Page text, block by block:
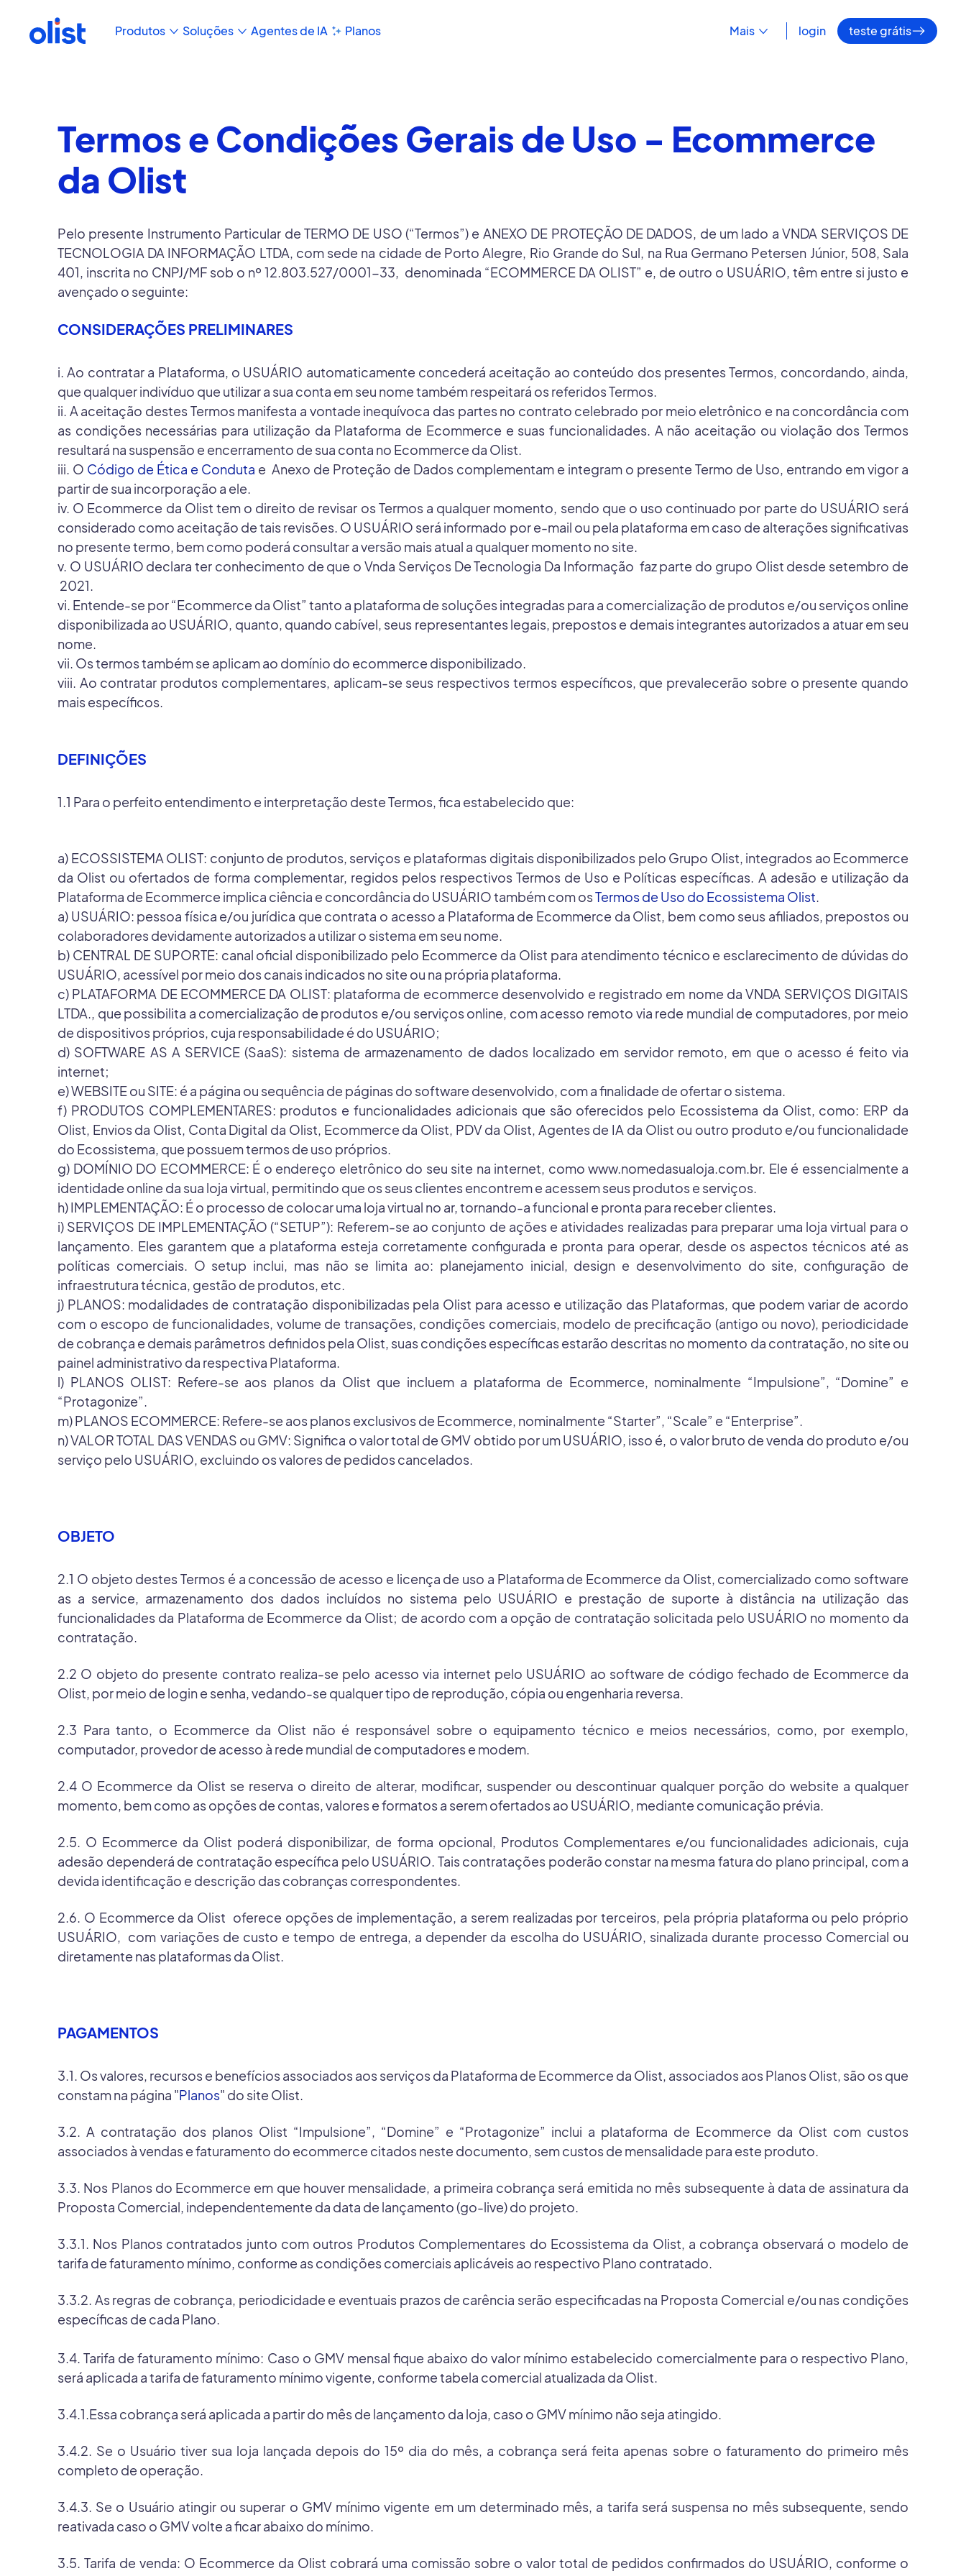
Produtos Soluções Agentes de IA Planos Mais login teste grátis
Termos e Condições Gerais de Uso - Ecommerce
da Olist
Pelo presente Instrumento Particular de TERMO DE USO (“Termos”) e ANEXO DE PROTEÇÃO DE DADOS, de um lado a VNDA SERVIÇOS DE
TECNOLOGIA DA INFORMAÇÃO LTDA, com sede na cidade de Porto Alegre, Rio Grande do Sul, na Rua Germano Petersen Júnior, 508, Sala
401, inscrita no CNPJ/MF sob o nº 12.803.527/0001-33, denominada “ECOMMERCE DA OLIST” e, de outro o USUÁRIO, têm entre si justo e
avençado o seguinte:
CONSIDERAÇÕES PRELIMINARES
i. Ao contratar a Plataforma, o USUÁRIO automaticamente concederá aceitação ao conteúdo dos presentes Termos, concordando, ainda,
que qualquer indivíduo que utilizar a sua conta em seu nome também respeitará os referidos Termos.
ii. A aceitação destes Termos manifesta a vontade inequívoca das partes no contrato celebrado por meio eletrônico e na concordância com
as condições necessárias para utilização da Plataforma de Ecommerce e suas funcionalidades. A não aceitação ou violação dos Termos
resultará na suspensão e encerramento de sua conta no Ecommerce da Olist.
iii. O Código de Ética e Conduta e Anexo de Proteção de Dados complementam e integram o presente Termo de Uso, entrando em vigor a
partir de sua incorporação a ele.
iv. O Ecommerce da Olist tem o direito de revisar os Termos a qualquer momento, sendo que o uso continuado por parte do USUÁRIO será
considerado como aceitação de tais revisões. O USUÁRIO será informado por e-mail ou pela plataforma em caso de alterações significativas
no presente termo, bem como poderá consultar a versão mais atual a qualquer momento no site.
v. O USUÁRIO declara ter conhecimento de que o Vnda Serviços De Tecnologia Da Informação faz parte do grupo Olist desde setembro de
2021.
vi. Entende-se por “Ecommerce da Olist” tanto a plataforma de soluções integradas para a comercialização de produtos e/ou serviços online
disponibilizada ao USUÁRIO, quanto, quando cabível, seus representantes legais, prepostos e demais integrantes autorizados a atuar em seu
nome.
vii. Os termos também se aplicam ao domínio do ecommerce disponibilizado.
viii. Ao contratar produtos complementares, aplicam-se seus respectivos termos específicos, que prevalecerão sobre o presente quando
mais específicos.
DEFINIÇÕES
1.1 Para o perfeito entendimento e interpretação deste Termos, fica estabelecido que:
a) ECOSSISTEMA OLIST: conjunto de produtos, serviços e plataformas digitais disponibilizados pelo Grupo Olist, integrados ao Ecommerce
da Olist ou ofertados de forma complementar, regidos pelos respectivos Termos de Uso e Políticas específicas. A adesão e utilização da
Plataforma de Ecommerce implica ciência e concordância do USUÁRIO também com osTermos de Uso do Ecossistema Olist.
a) USUÁRIO: pessoa física e/ou jurídica que contrata o acesso a Plataforma de Ecommerce da Olist, bem como seus afiliados, prepostos ou
colaboradores devidamente autorizados a utilizar o sistema em seu nome.
b) CENTRAL DE SUPORTE: canal oficial disponibilizado pelo Ecommerce da Olist para atendimento técnico e esclarecimento de dúvidas do
USUÁRIO, acessível por meio dos canais indicados no site ou na própria plataforma.
c) PLATAFORMA DE ECOMMERCE DA OLIST: plataforma de ecommerce desenvolvido e registrado em nome da VNDA SERVIÇOS DIGITAIS
LTDA., que possibilita a comercialização de produtos e/ou serviços online, com acesso remoto via rede mundial de computadores, por meio
de dispositivos próprios, cuja responsabilidade é do USUÁRIO;
d) SOFTWARE AS A SERVICE (SaaS): sistema de armazenamento de dados localizado em servidor remoto, em que o acesso é feito via
internet;
e) WEBSITE ou SITE: é a página ou sequência de páginas do software desenvolvido, com a finalidade de ofertar o sistema.
f) PRODUTOS COMPLEMENTARES: produtos e funcionalidades adicionais que são oferecidos pelo Ecossistema da Olist, como: ERP da
Olist, Envios da Olist, Conta Digital da Olist, Ecommerce da Olist, PDV da Olist, Agentes de IA da Olist ou outro produto e/ou funcionalidade
do Ecossistema, que possuem termos de uso próprios.
g) DOMÍNIO DO ECOMMERCE: É o endereço eletrônico do seu site na internet, como www.nomedasualoja.com.br. Ele é essencialmente a
identidade online da sua loja virtual, permitindo que os seus clientes encontrem e acessem seus produtos e serviços.
h) IMPLEMENTAÇÃO: É o processo de colocar uma loja virtual no ar, tornando-a funcional e pronta para receber clientes.
i) SERVIÇOS DE IMPLEMENTAÇÃO (“SETUP”): Referem-se ao conjunto de ações e atividades realizadas para preparar uma loja virtual para o
lançamento. Eles garantem que a plataforma esteja corretamente configurada e pronta para operar, desde os aspectos técnicos até as
políticas comerciais. O setup inclui, mas não se limita ao: planejamento inicial, design e desenvolvimento do site, configuração de
infraestrutura técnica, gestão de produtos, etc.
j) PLANOS: modalidades de contratação disponibilizadas pela Olist para acesso e utilização das Plataformas, que podem variar de acordo
com o escopo de funcionalidades, volume de transações, condições comerciais, modelo de precificação (antigo ou novo), periodicidade
de cobrança e demais parâmetros definidos pela Olist, suas condições específicas estarão descritas no momento da contratação, no site ou
painel administrativo da respectiva Plataforma.
l) PLANOS OLIST: Refere-se aos planos da Olist que incluem a plataforma de Ecommerce, nominalmente “Impulsione”, “Domine” e
“Protagonize”.
m) PLANOS ECOMMERCE: Refere-se aos planos exclusivos de Ecommerce, nominalmente “Starter”, “Scale” e “Enterprise”.
n) VALOR TOTAL DAS VENDAS ou GMV: Significa o valor total de GMV obtido por um USUÁRIO, isso é, o valor bruto de venda do produto e/ou
serviço pelo USUÁRIO, excluindo os valores de pedidos cancelados.
OBJETO
2.1 O objeto destes Termos é a concessão de acesso e licença de uso a Plataforma de Ecommerce da Olist, comercializado como software
as a service, armazenamento dos dados incluídos no sistema pelo USUÁRIO e prestação de suporte à distância na utilização das
funcionalidades da Plataforma de Ecommerce da Olist; de acordo com a opção de contratação solicitada pelo USUÁRIO no momento da
contratação.
2.2 O objeto do presente contrato realiza-se pelo acesso via internet pelo USUÁRIO ao software de código fechado de Ecommerce da
Olist, por meio de login e senha, vedando-se qualquer tipo de reprodução, cópia ou engenharia reversa.
2.3 Para tanto, o Ecommerce da Olist não é responsável sobre o equipamento técnico e meios necessários, como, por exemplo,
computador, provedor de acesso à rede mundial de computadores e modem.
2.4 O Ecommerce da Olist se reserva o direito de alterar, modificar, suspender ou descontinuar qualquer porção do website a qualquer
momento, bem como as opções de contas, valores e formatos a serem ofertados ao USUÁRIO, mediante comunicação prévia.
2.5. O Ecommerce da Olist poderá disponibilizar, de forma opcional, Produtos Complementares e/ou funcionalidades adicionais, cuja
adesão dependerá de contratação específica pelo USUÁRIO. Tais contratações poderão constar na mesma fatura do plano principal, com a
devida identificação e descrição das cobranças correspondentes.
2.6. O Ecommerce da Olist oferece opções de implementação, a serem realizadas por terceiros, pela própria plataforma ou pelo próprio
USUÁRIO, com variações de custo e tempo de entrega, a depender da escolha do USUÁRIO, sinalizada durante processo Comercial ou
diretamente nas plataformas da Olist.
PAGAMENTOS
3.1. Os valores, recursos e benefícios associados aos serviços da Plataforma de Ecommerce da Olist, associados aos Planos Olist, são os que
constam na página "Planos" do site Olist.
3.2. A contratação dos planos Olist “Impulsione”, “Domine” e “Protagonize” inclui a plataforma de Ecommerce da Olist com custos
associados à vendas e faturamento do ecommerce citados neste documento, sem custos de mensalidade para este produto.
3.3. Nos Planos do Ecommerce em que houver mensalidade, a primeira cobrança será emitida no mês subsequente à data de assinatura da
Proposta Comercial, independentemente da data de lançamento (go-live) do projeto.
3.3.1. Nos Planos contratados junto com outros Produtos Complementares do Ecossistema da Olist, a cobrança observará o modelo de
tarifa de faturamento mínimo, conforme as condições comerciais aplicáveis ao respectivo Plano contratado.
3.3.2. As regras de cobrança, periodicidade e eventuais prazos de carência serão especificadas na Proposta Comercial e/ou nas condições
específicas de cada Plano.
3.4. Tarifa de faturamento mínimo: Caso o GMV mensal fique abaixo do valor mínimo estabelecido comercialmente para o respectivo Plano,
será aplicada a tarifa de faturamento mínimo vigente, conforme tabela comercial atualizada da Olist.
3.4.1.Essa cobrança será aplicada a partir do mês de lançamento da loja, caso o GMV mínimo não seja atingido.
3.4.2. Se o Usuário tiver sua loja lançada depois do 15º dia do mês, a cobrança será feita apenas sobre o faturamento do primeiro mês
completo de operação.
3.4.3. Se o Usuário atingir ou superar o GMV mínimo vigente em um determinado mês, a tarifa será suspensa no mês subsequente, sendo
reativada caso o GMV volte a ficar abaixo do mínimo.
3.5. Tarifa de venda: O Ecommerce da Olist cobrará uma comissão sobre o valor total de pedidos confirmados do USUÁRIO, conforme o